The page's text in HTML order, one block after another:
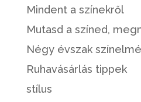
Mindent a színekről
Mutasd a színed,
Négy évszak
Ruhavásárlás tippek
stílus